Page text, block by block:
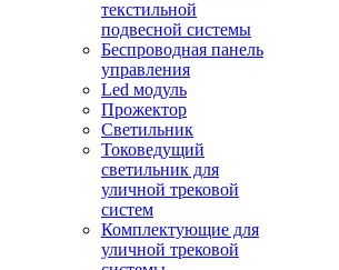
текстильной
подвесной системы
Беспроводная панель
управления
Led модуль
Прожектор
Светильник
Токоведущий
светильник для
уличной трековой
систем
Комплектующие для
уличной трековой